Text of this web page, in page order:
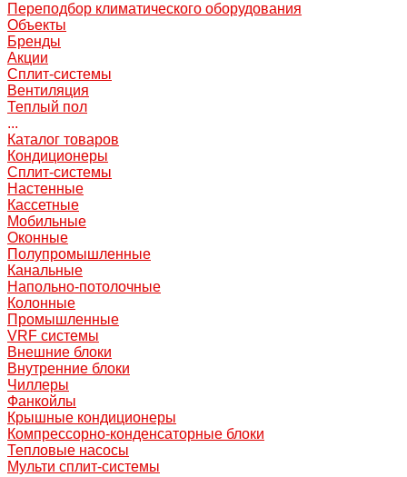
Переподбор климатического оборудования
Объекты
Бренды
Акции
Сплит-системы
Вентиляция
Теплый пол
...
Каталог товаров
Кондиционеры
Сплит-системы
Настенные
Кассетные
Мобильные
Оконные
Полупромышленные
Канальные
Напольно-потолочные
Колонные
Промышленные
VRF системы
Внешние блоки
Внутренние блоки
Чиллеры
Фанкойлы
Крышные кондиционеры
Компрессорно-конденсаторные блоки
Тепловые насосы
Мульти сплит-системы